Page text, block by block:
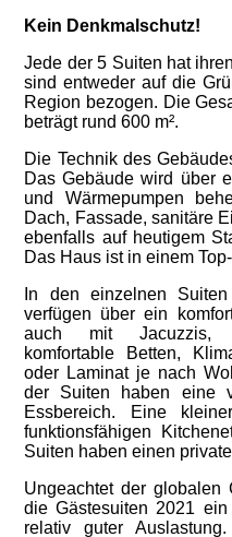
Kein Denkmalschutz!
Jede der 5 Suiten hat
sind entweder auf die
Region bezogen. Die
beträgt rund 600 m².
Die Technik des
Das Gebäude wird über
und Wärmepumpen
Dach, Fassade, sanitäre
ebenfalls auf heutigem
Das Haus ist in einem
In den einzelnen
verfügen über ein
auch mit Jacuzzis,
komfortable Betten,
oder Laminat je nach
der Suiten haben eine
Essbereich. Eine
funktionsfähigen
Suiten haben einen
Ungeachtet der globalen
die Gästesuiten 2021
relativ guter